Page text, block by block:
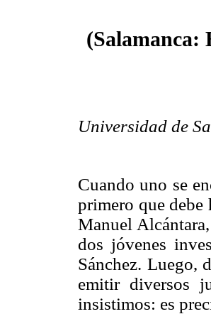
(Salamanca:
Universidad de
Cuando uno se
primero que debe
Manuel
dos jóvenes
Sánchez. Luego,
emitir diversos
insistimos: es